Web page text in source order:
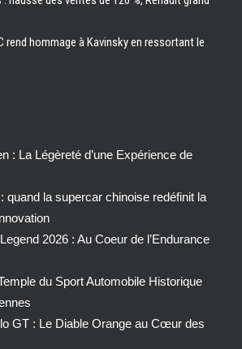
rend hommage à Kavinsky en ressortant le
: La Légèreté d’une Expérience de
quand la supercar chinoise redéfinit la
2026 : Au Coeur de l’Endurance
du Sport Automobile Historique
GT : Le Diable Orange au Cœur des